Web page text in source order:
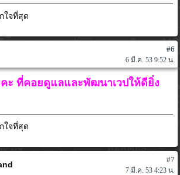
ใจที่สุด
#6
6 มี.ค. 53 9:52 น.
ะ ที่คอยดูแลและพัฒนาเวปให้ดียิ่ง
ใจที่สุด
#7
7 มี.ค. 53 4:23 น.